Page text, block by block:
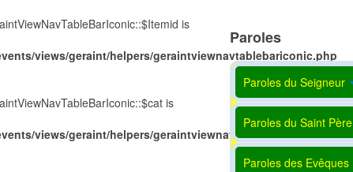
is
views/geraint/helpers/geraintviewnavtablebariconic.php
is
views/geraint/helpers/geraintviewnavtablebariconic.php
Paroles
Paroles du Seigneur
Paroles du Saint Père
Paroles des Evêques